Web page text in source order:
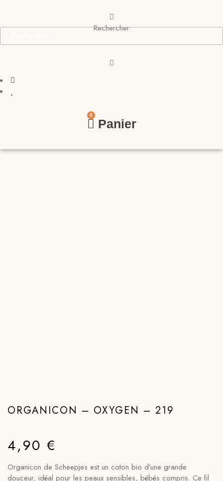
Rechercher
0
Panier
ORGANICON – OXYGEN – 219
4,90 €
Organicon de Scheepjes est un coton bio d’une grande
douceur, idéal pour les peaux sensibles, bébés compris. Ce fil